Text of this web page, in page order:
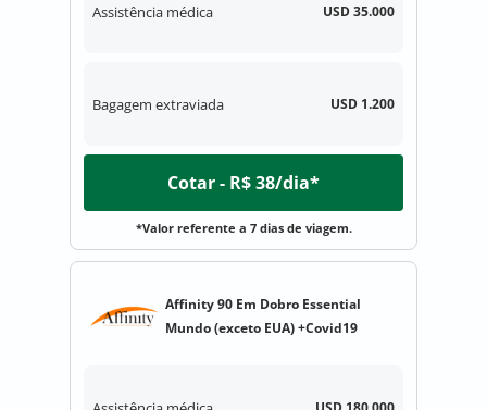
Assistência médica USD 35.000
Bagagem extraviada USD 1.200
Cotar - R$ 38/dia*
*Valor referente a 7 dias de viagem.
Affinity 90 Em Dobro Essential
Mundo (exceto EUA) +Covid19